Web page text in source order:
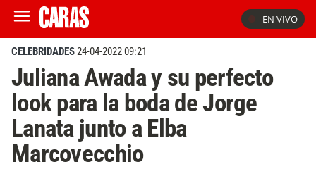
EN VIVO
CELEBRIDADES24-04-2022 09:21
Juliana Awada y su perfecto
look para la boda de Jorge
Lanata junto a Elba
Marcovecchio